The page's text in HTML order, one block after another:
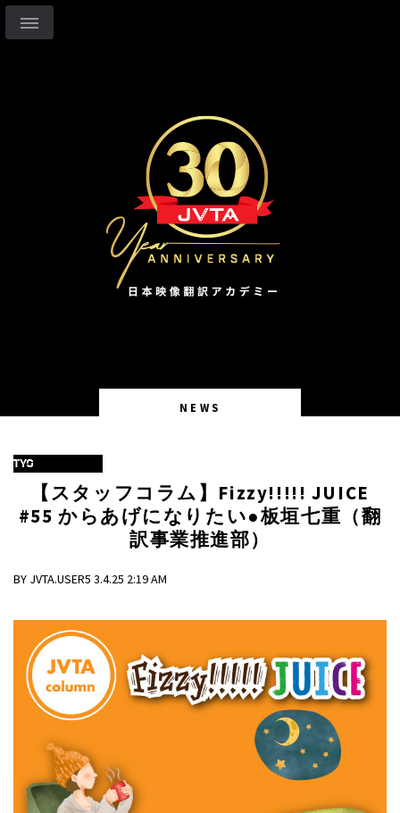
NEWS
TYO
【スタッフコラム】Fizzy!!!!! JUICE
#55 からあげになりたい●板垣七重（翻
訳事業推進部）
BY JVTA.USER5 3.4.25 2:19 AM